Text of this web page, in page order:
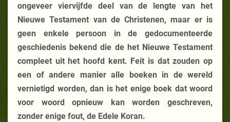
ongeveer viervijfde deel van de lengte van het
Nieuwe Testament van de Christenen, maar er is
geen enkele persoon in de gedocumenteerde
geschiedenis bekend die de het Nieuwe Testament
compleet uit het hoofd kent. Feit is dat zouden op
een of andere manier alle boeken in de wereld
vernietigd worden, dan is het enige boek dat woord
voor woord opnieuw kan worden geschreven,
zonder enige fout, de Edele Koran.